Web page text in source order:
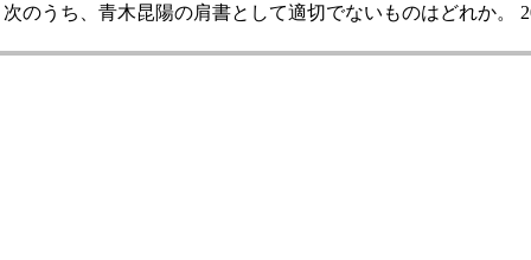
次のうち、青木昆陽の肩書として適切でないものはどれか。